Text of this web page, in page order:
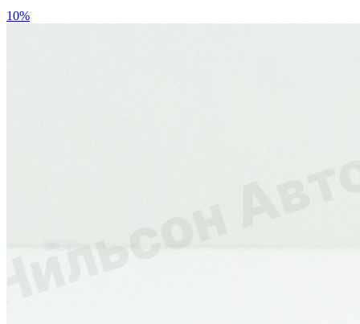
10%